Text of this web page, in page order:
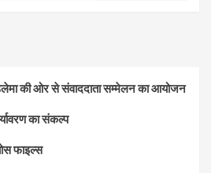
की ओर से संवाददाता सम्मेलन का आयोजन
का संकल्प
फाइल्स